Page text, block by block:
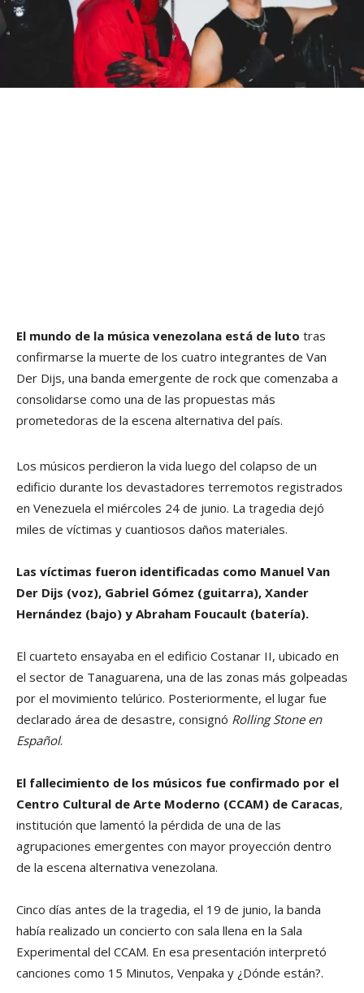
El mundo de la música venezolana está de luto tras
confirmarse la muerte de los cuatro integrantes de Van
Der Dijs, una banda emergente de rock que comenzaba a
consolidarse como una de las propuestas más
prometedoras de la escena alternativa del país.
Los músicos perdieron la vida luego del colapso de un
edificio durante los devastadores terremotos registrados
en Venezuela el miércoles 24 de junio. La tragedia dejó
miles de víctimas y cuantiosos daños materiales.
Las víctimas fueron identificadas como Manuel Van
Der Dijs (voz), Gabriel Gómez (guitarra), Xander
Hernández (bajo) y Abraham Foucault (batería).
El cuarteto ensayaba en el edificio Costanar II, ubicado en
el sector de Tanaguarena, una de las zonas más golpeadas
por el movimiento telúrico. Posteriormente, el lugar fue
declarado área de desastre, consignó Rolling Stone en
Español.
El fallecimiento de los músicos fue confirmado por el
Centro Cultural de Arte Moderno (CCAM) de Caracas,
institución que lamentó la pérdida de una de las
agrupaciones emergentes con mayor proyección dentro
de la escena alternativa venezolana.
Cinco días antes de la tragedia, el 19 de junio, la banda
había realizado un concierto con sala llena en la Sala
Experimental del CCAM. En esa presentación interpretó
canciones como 15 Minutos, Venpaka y ¿Dónde están?.